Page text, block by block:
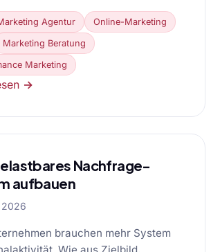
Agentur Online-Marketing
Marketing Beratung
Marketing
→
Nachfrage-
aufbauen
2026
brauchen mehr System